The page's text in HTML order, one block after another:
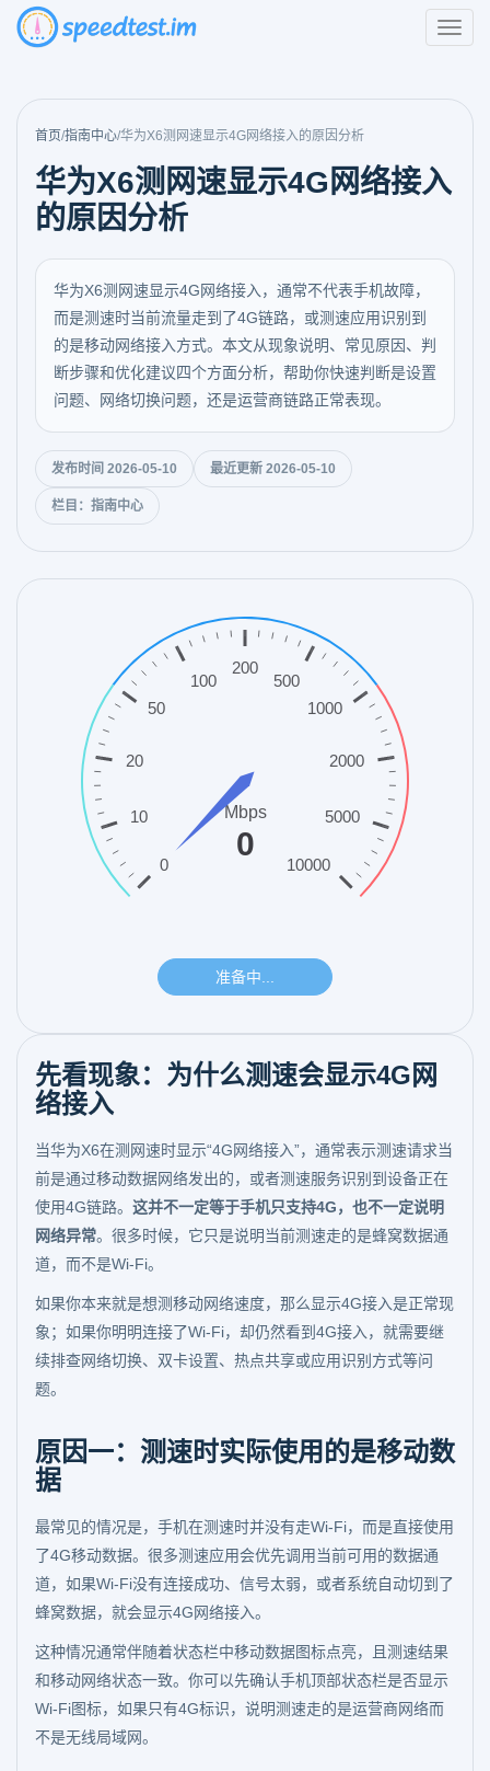
首页/指南中心/华为X6测网速显示4G网络接入的原因分析
华为X6测网速显示4G网络接入
的原因分析
华为X6测网速显示4G网络接入，通常不代表手机故障，
而是测速时当前流量走到了4G链路，或测速应用识别到
的是移动网络接入方式。本文从现象说明、常见原因、判
断步骤和优化建议四个方面分析，帮助你快速判断是设置
问题、网络切换问题，还是运营商链路正常表现。
发布时间 2026-05-10 最近更新 2026-05-10
栏目：指南中心
先看现象：为什么测速会显示4G网
络接入
当华为X6在测网速时显示“4G网络接入”，通常表示测速请求当
前是通过移动数据网络发出的，或者测速服务识别到设备正在
使用4G链路。 这并不一定等于手机只支持4G，也不一定说明
网络异常。很多时候，它只是说明当前测速走的是蜂窝数据通
道，而不是Wi-Fi。
如果你本来就是想测移动网络速度，那么显示4G接入是正常现
象；如果你明明连接了Wi-Fi，却仍然看到4G接入，就需要继
续排查网络切换、双卡设置、热点共享或应用识别方式等问
题。
原因一：测速时实际使用的是移动数
据
最常见的情况是，手机在测速时并没有走Wi-Fi，而是直接使用
了4G移动数据。很多测速应用会优先调用当前可用的数据通
道，如果Wi-Fi没有连接成功、信号太弱，或者系统自动切到了
蜂窝数据，就会显示4G网络接入。
这种情况通常伴随着状态栏中移动数据图标点亮，且测速结果
和移动网络状态一致。你可以先确认手机顶部状态栏是否显示
Wi-Fi图标，如果只有4G标识，说明测速走的是运营商网络而
不是无线局域网。